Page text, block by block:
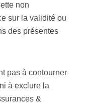
non
sur la validité ou
des présentes
pas à contourner
à exclure la
&